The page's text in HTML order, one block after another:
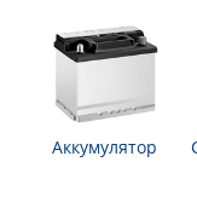
Аккумулятор